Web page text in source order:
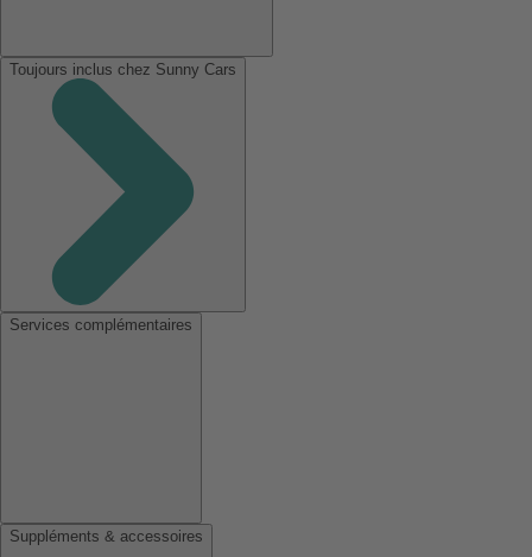
Toujours inclus chez Sunny Cars
Services complémentaires
Suppléments & accessoires